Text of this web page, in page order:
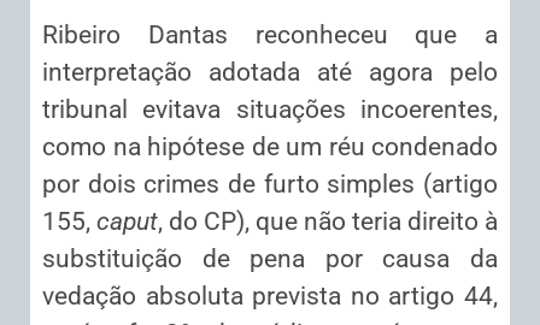
Ribeiro Dantas reconheceu que a
interpretação adotada até agora pelo
tribunal evitava situações incoerentes,
como na hipótese de um réu condenado
por dois crimes de furto simples (artigo
155, caput, do CP), que não teria direito à
substituição de pena por causa da
vedação absoluta prevista no artigo 44,